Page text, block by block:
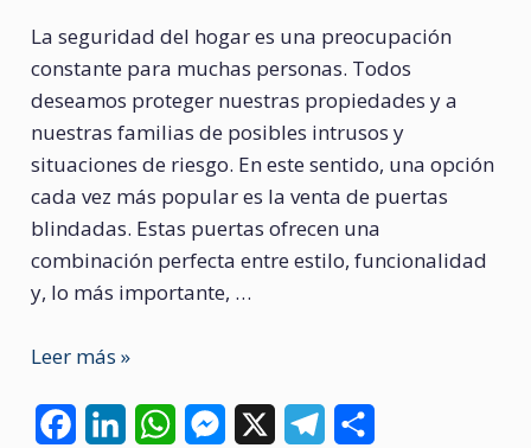
La seguridad del hogar es una preocupación
constante para muchas personas. Todos
deseamos proteger nuestras propiedades y a
nuestras familias de posibles intrusos y
situaciones de riesgo. En este sentido, una opción
cada vez más popular es la venta de puertas
blindadas. Estas puertas ofrecen una
combinación perfecta entre estilo, funcionalidad
y, lo más importante, …
Puertas
Leer más »
W M